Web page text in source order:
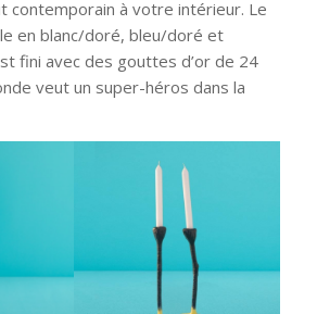
contemporain à votre intérieur. Le
en blanc/doré, bleu/doré et
fini avec des gouttes d’or de 24
veut un super-héros dans la